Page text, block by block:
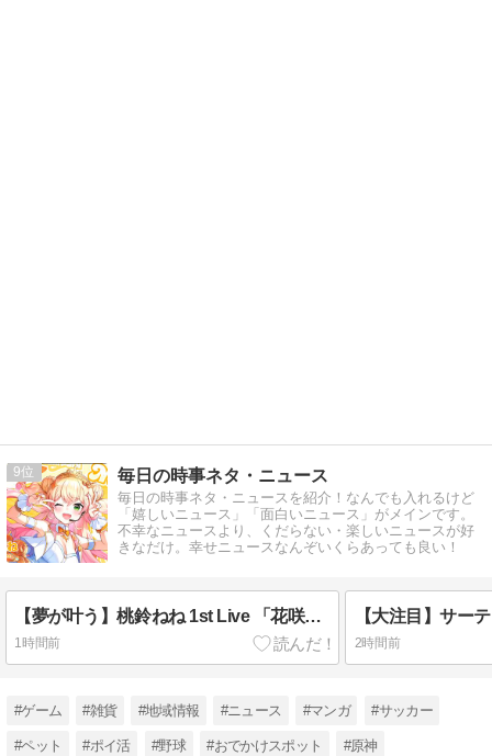
9 毎日の時事ネタ・ニュース
毎日の時事ネタ・ニュースを紹介！なんでも入れるけど
「嬉しいニュース」「面白いニュース」がメインです。
不幸なニュースより、くだらない・楽しいニュースが好
きなだけ。幸せニュースなんぞいくらあっても良い！
【夢が叶う】桃鈴ねね 1st Live 「花咲く＊ねねねねねねねね超開花！」！アイドル魂を完全網羅
1時間前 2時間前
#ゲーム #雑貨 #地域情報 #ニュース #マンガ #サッカー
#ペット #ポイ活 #野球 #おでかけスポット #原神